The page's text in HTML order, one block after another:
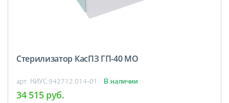
Стерилизатор КасПЗ ГП-40 МО
арт. КИУС.942712.014-01 В наличии
34 515 руб.